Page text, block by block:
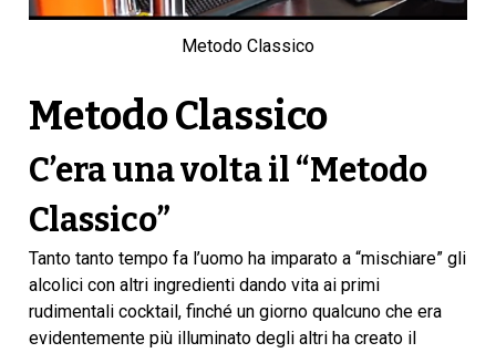
Metodo Classico
Metodo Classico
C’era una volta il “Metodo
Classico”
Tanto tanto tempo fa l’uomo ha imparato a “mischiare” gli
alcolici con altri ingredienti dando vita ai primi
rudimentali cocktail, finché un giorno qualcuno che era
evidentemente più illuminato degli altri ha creato il